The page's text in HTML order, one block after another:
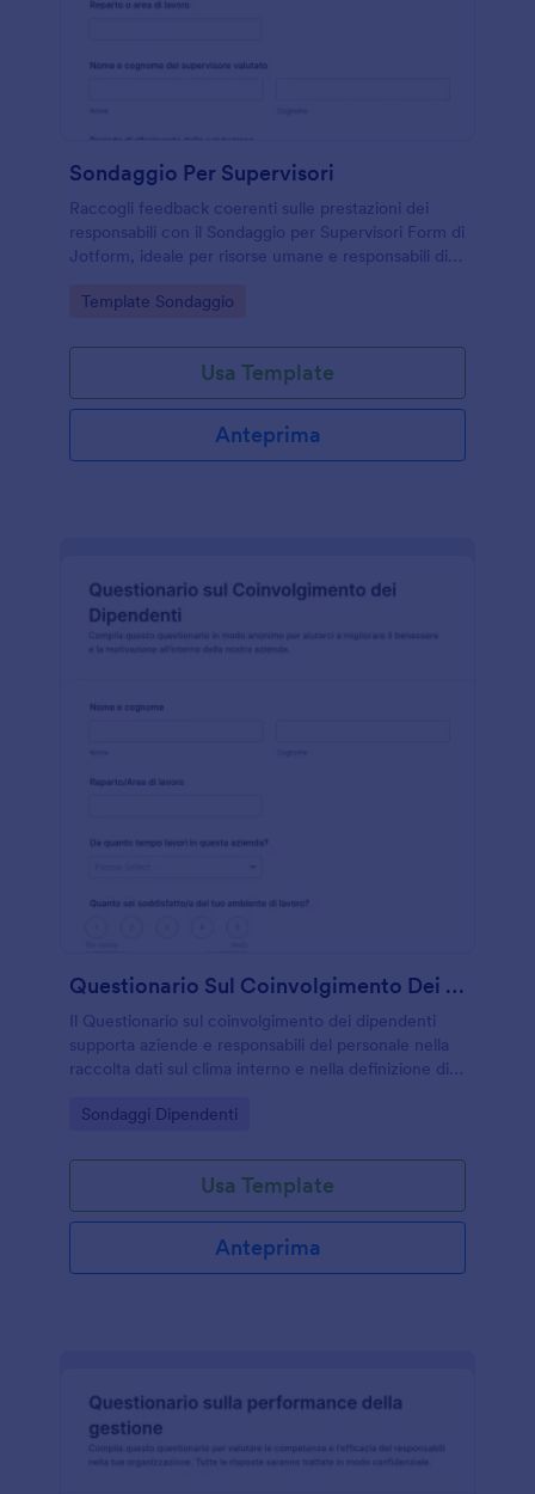
Sondaggio Per Supervisori
Raccogli feedback coerenti sulle prestazioni dei
responsabili con il Sondaggio per Supervisori Form di
Jotform, ideale per risorse umane e responsabili di
gestione del team.
Go to Category:
Template Sondaggio
Usa Template
Anteprima
Questionario Sul Coinvolgimento Dei Dipendenti
Il Questionario sul coinvolgimento dei dipendenti
supporta aziende e responsabili del personale nella
raccolta dati sul clima interno e nella definizione di
Go to Category:
Sondaggi Dipendenti
Usa Template
Anteprima